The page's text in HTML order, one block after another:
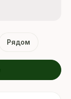
Рядом